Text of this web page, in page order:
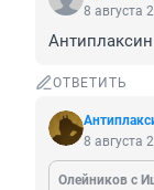
8 августа
ОТВЕТИТЬ
8 августа
Олейников с